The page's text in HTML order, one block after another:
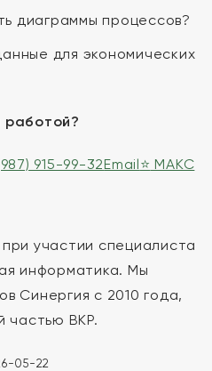
диаграммы процессов?
для экономических
915-99-32Email⭐ MAКС
участии специалиста
информатика. Мы
Синергия с 2010 года,
частью ВКР.
05-22